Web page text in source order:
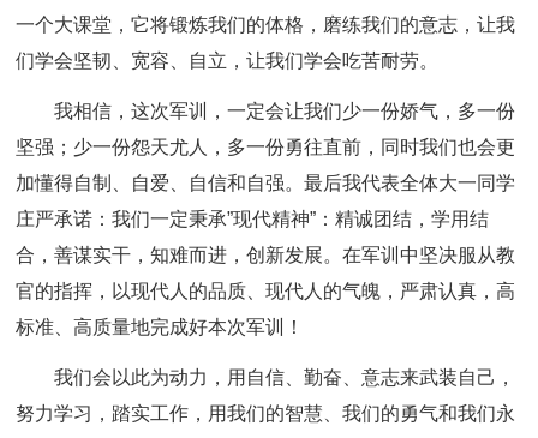
一个大课堂，它将锻炼我们的体格，磨练我们的意志，让我
们学会坚韧、宽容、自立，让我们学会吃苦耐劳。
我相信，这次军训，一定会让我们少一份娇气，多一份
坚强；少一份怨天尤人，多一份勇往直前，同时我们也会更
加懂得自制、自爱、自信和自强。最后我代表全体大一同学
庄严承诺：我们一定秉承”现代精神”：精诚团结，学用结
合，善谋实干，知难而进，创新发展。在军训中坚决服从教
官的指挥，以现代人的品质、现代人的气魄，严肃认真，高
标准、高质量地完成好本次军训！
我们会以此为动力，用自信、勤奋、意志来武装自己，
努力学习，踏实工作，用我们的智慧、我们的勇气和我们永